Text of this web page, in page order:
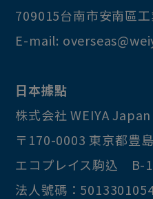
709015台南市安南區
E-mail:
日本據點
株式会社 WEIYA Japan
〒170-0003 東京都豊
エコプレイス駒込 B-
法人號碼：